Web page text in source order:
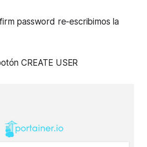
password re-escribimos la
CREATE USER